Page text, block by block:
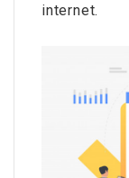
internet.